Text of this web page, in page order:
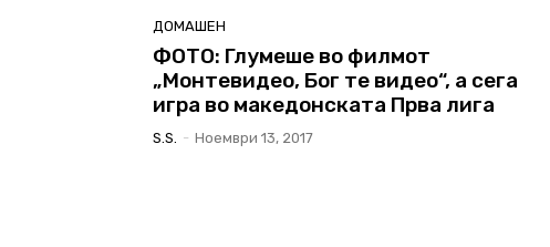
ДОМАШЕН
ФОТО: Глумеше во филмот
„Монтевидео, Бог те видео“, а сега
игра во македонската Прва лига
S.s. - Ноември 13, 2017